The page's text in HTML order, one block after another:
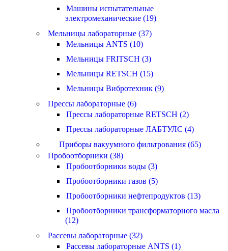
Машины испытательные
электромеханические (19)
Мельницы лабораторные (37)
Мельницы ANTS (10)
Мельницы FRITSCH (3)
Мельницы RETSCH (15)
Мельницы Вибротехник (9)
Прессы лабораторные (6)
Прессы лабораторные RETSCH (2)
Прессы лабораторные ЛАБТУЛС (4)
Приборы вакуумного фильтрования (65)
Пробоотборники (38)
Пробоотборники воды (3)
Пробоотборники газов (5)
Пробоотборники нефтепродуктов (13)
Пробоотборники трансформаторного масла
(12)
Рассевы лабораторные (32)
Рассевы лабораторные ANTS (1)